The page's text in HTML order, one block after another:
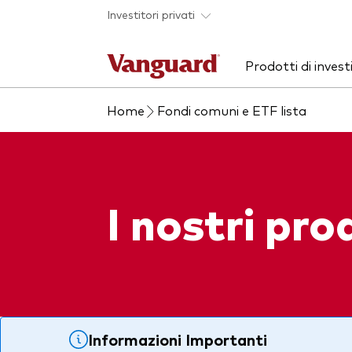
Skip to main content
Investitori privati
Prodotti di
Prodotti
Mostra tutti i fondi
Chi siamo
Home Fondi comuni e ETF lista
I nostri
Informazioni Importanti